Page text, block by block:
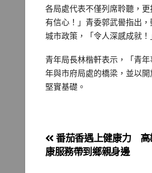
各局處代表不僅列席聆聽，
有信心！」青委郭武嚳指出
城市政策，「令人深感成就！
青年局長林楷軒表示，「青
年與市府局處的橋梁，並以
堅實基礎。
文
章
番茄香遇上健康力 高
康服務帶到鄉親身邊